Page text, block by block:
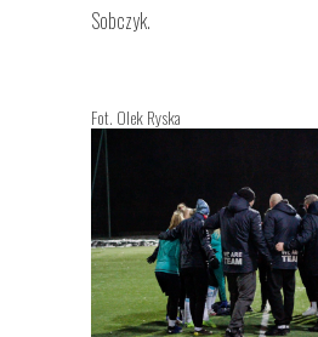
Sobczyk.
Fot. Olek Ryska